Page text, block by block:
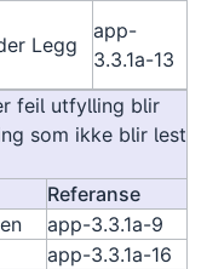
Legg
app-
3.3.1a-13
feil utfylling blir
som ikke blir lest
Referanse
app-3.3.1a-9
app-3.3.1a-16